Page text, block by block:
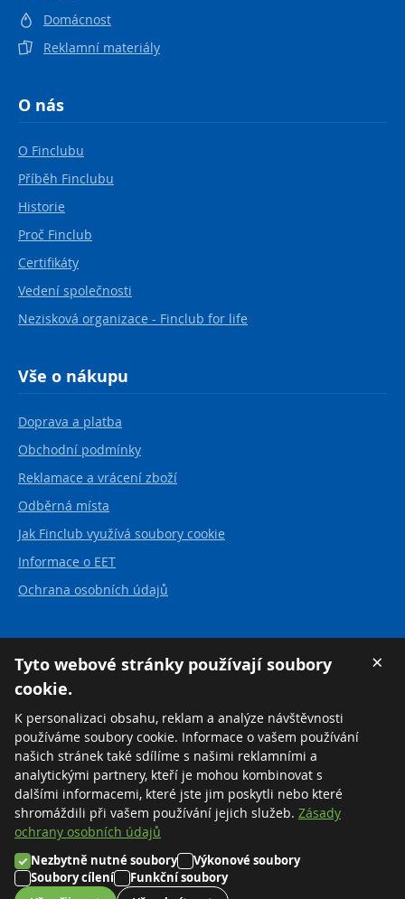
Domácnost
Reklamní materiály
O nás
O Finclubu
Příběh Finclubu
Historie
Proč Finclub
Certifikáty
Vedení společnosti
Nezisková organizace - Finclub for life
Vše o nákupu
Doprava a platba
Obchodní podmínky
Reklamace a vrácení zboží
Odběrná místa
Jak Finclub využívá soubory cookie
Informace o EET
Ochrana osobních údajů
FINCLUB plus, a.s.
Karvinská 21
737 01 Český Těšín
Česká republika
Tel:+420 558 711 550
Zdarma:
+420 800 169 570
©2026 FINCLUB plus, a.s.
Nastavení cookies
×
Tyto webové stránky používají soubory
cookie.
K personalizaci obsahu, reklam a analýze návštěvnosti
používáme soubory cookie. Informace o vašem používání
našich stránek také sdílíme s našimi reklamními a
analytickými partnery, kteří je mohou kombinovat s
dalšími informacemi, které jste jim poskytli nebo které
shromáždili při vašem používání jejich služeb. Zásady
ochrany osobních údajů
Nezbytně nutné soubory
Výkonové soubory
Soubory cílení
Funkční soubory